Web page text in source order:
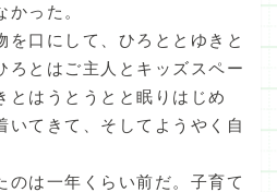
った。
口にして、ひろととゆきと
ろとはご主人とキッズスペー
とはうとうとと眠りはじめ
いてきて、そしてようやく自
は一年くらい前だ。子育て